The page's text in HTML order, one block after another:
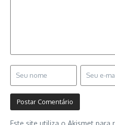
Este site utiliza o Akismet para